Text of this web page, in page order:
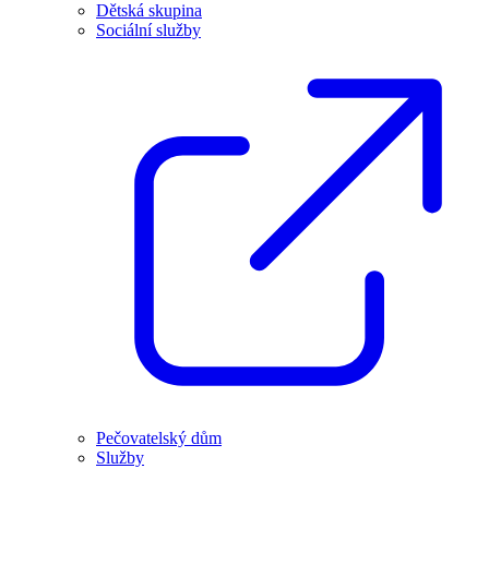
Dětská skupina
Sociální služby
Pečovatelský dům
Služby